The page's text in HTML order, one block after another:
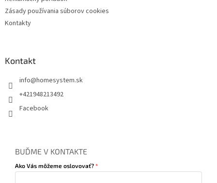
Zásady používania súborov cookies
Kontakty
Kontakt
info@homesystem.sk
+421948213492
Facebook
BUĎME V KONTAKTE
Ako Vás môžeme oslovovať?